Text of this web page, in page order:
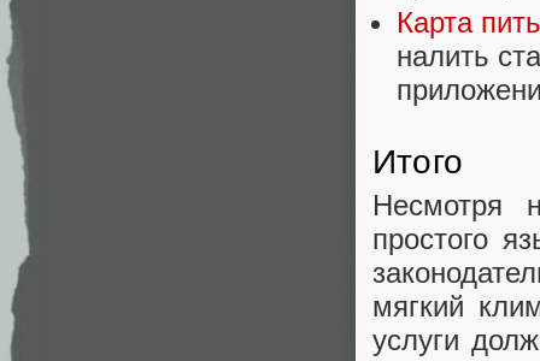
Карта
налить
Итого
Несмотря
простого
мягкий
услуги